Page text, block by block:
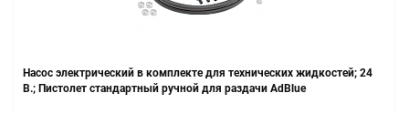
Насос электрический в комплекте для технических жидкостей; 24
В.; Пистолет стандартный ручной для раздачи AdBlue